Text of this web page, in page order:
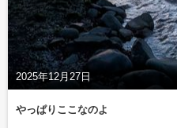
2025年12月27日
やっぱりここなのよ